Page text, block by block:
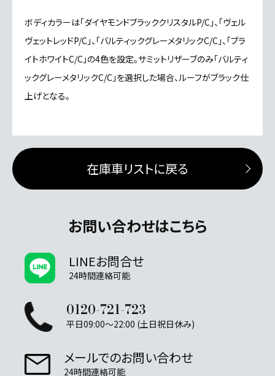
ボディカラーは「ダイヤモンドブラッククリスタルP/C」、「ヴェル
ヴェットレッドP/C」、「バルティックグレーメタリックC/C」、「ブラ
イトホワイトC/C」の4色を設定。サミットリザーブのみ「バルティ
ックグレーメタリックC/C」を選択した場合、ルーフがブラック仕
上げとなる。
在庫車リストに戻る
お問い合わせはこちら
LINEお問合せ
24時間連絡可能
0120-721-723
平日09:00～22:00 (土日祝日休み)
メールでのお問い合わせ
24時間連絡可能